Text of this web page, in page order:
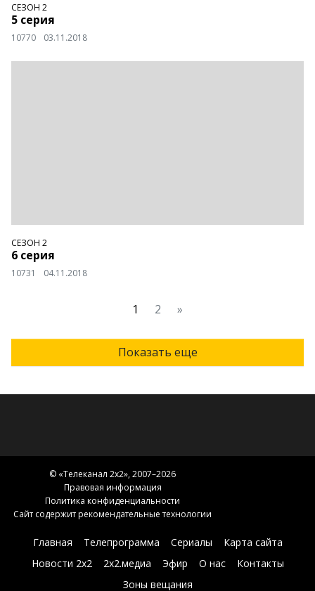
СЕЗОН 2
5 серия
10770 03.11.2018
СЕЗОН 2
6 серия
10731 04.11.2018
1 2 »
Показать еще
© «Телеканал 2x2», 2007–2026
Правовая информация
Политика конфиденциальности
Сайт содержит рекомендательные технологии
Главная Телепрограмма Сериалы
Карта сайта
Новости 2х2
2х2.медиа Эфир О нас
Контакты
Зоны вещания